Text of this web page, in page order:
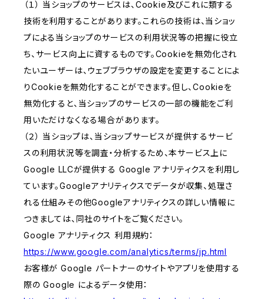
（１） 当ショップのサービスは、Cookie及びこれに類する
技術を利用することがあります。これらの技術は、当ショッ
プによる当ショップのサービスの利用状況等の把握に役立
ち、サービス向上に資するものです。Cookieを無効化され
たいユーザーは、ウェブブラウザの設定を変更することによ
りCookieを無効化することができます。但し、Cookieを
無効化すると、当ショップのサービスの一部の機能をご利
用いただけなくなる場合があります。
（２） 当ショップは、当ショップサービスが提供するサービ
スの利用状況等を調査・分析するため、本サービス上に
Google LLCが提供する Google アナリティクスを利用し
ています。Googleアナリティクスでデータが収集、処理さ
れる仕組みその他Googleアナリティクスの詳しい情報に
つきましては、同社のサイトをご覧ください。
Google アナリティクス 利用規約：
https://www.google.com/analytics/terms/jp.html
お客様が Google パートナーのサイトやアプリを使用する
際の Google によるデータ使用：